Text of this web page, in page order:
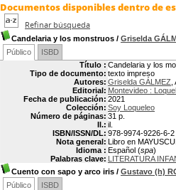
Documentos disponibles dentro de
Refinar búsqueda
Candelaria y los monstruos / Griselda
Público
ISBD
Título : Candelaria y los
Tipo de documento: texto impreso
Autores: Griselda GÁLMEZ
Editorial: Montevideo :
Fecha de publicación: 2021
Colección: Soy Loqueleo
Número de páginas: 31 p.
Il.: il.
ISBN/ISSN/DL: 978-9974-9226-6-2
Nota general: Libro en
Idioma : Español (spa)
Palabras clave: LITERATURA
Cuento con sapo y arco iris / Gustavo (h)
Público
ISBD